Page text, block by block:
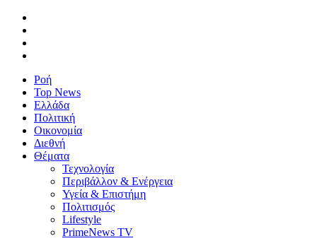
Ροή
Top News
Ελλάδα
Πολιτική
Οικονομία
Διεθνή
Θέματα
Τεχνολογία
Περιβάλλον & Ενέργεια
Υγεία & Επιστήμη
Πολιτισμός
Lifestyle
PrimeNews TV